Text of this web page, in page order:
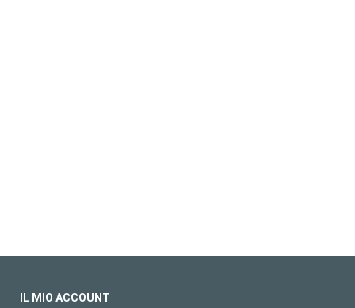
IL MIO ACCOUNT